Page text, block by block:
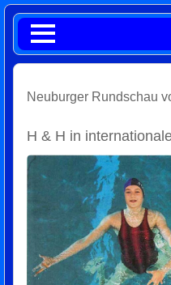
Neuburger Rundschau
H & H in